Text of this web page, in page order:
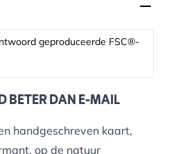
geproduceerde FSC®-
BETER DAN E-MAIL
handgeschreven kaart,
op de natuur